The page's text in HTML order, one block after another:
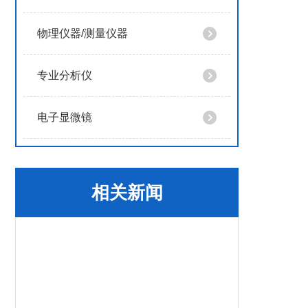
物理仪器/测量仪器
专业分析仪
电子显微镜
相关新闻